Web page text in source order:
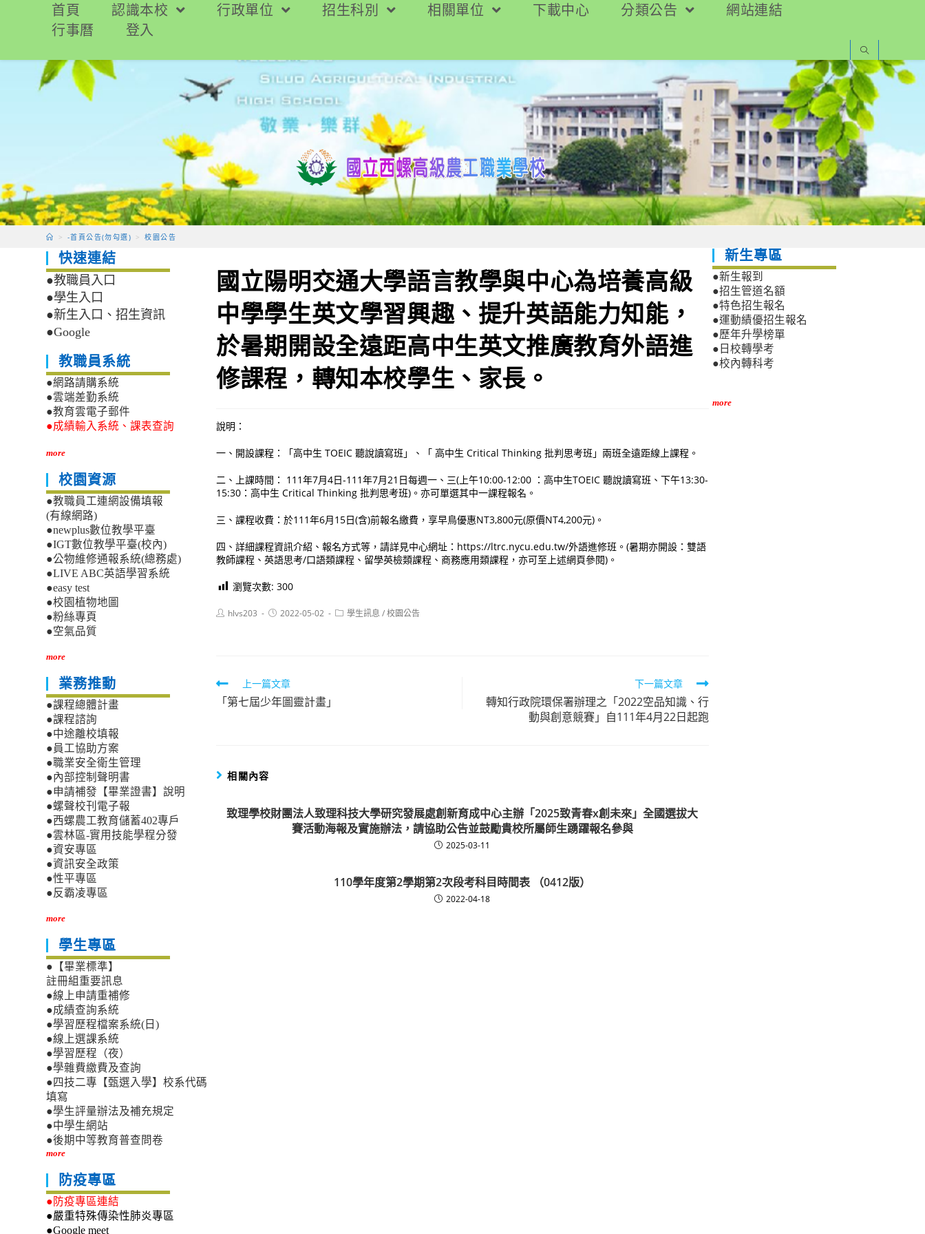
要
首頁 認識本校 行政單位 招生科別 相關單位 下載中心 分類公告
網站連結
行事曆
登入
> -首頁公告(勿勾選) > 校園公告
國立陽明交通大學語言教學與中心為培養高級
中學學生英文學習興趣、提升英語能力知能，
於暑期開設全遠距高中生英文推廣教育外語進
修課程，轉知本校學生、家長。
說明：
一、開設課程：「高中生 TOEIC 聽說讀寫班」、「 高中生 Critical Thinking 批判思考班」兩班全遠距線上課程。
二、上課時間： 111年7月4日-111年7月21日每週一、三(上午10:00-12:00 ：高中生TOEIC 聽說讀寫班、下午13:30-
15:30：高中生 Critical Thinking 批判思考班)。亦可單選其中一課程報名。
三、課程收費：於111年6月15日(含)前報名繳費，享早鳥優惠NT3,800元(原價NT4,200元)。
四、詳細課程資訊介紹、報名方式等，請詳見中心網址：https://ltrc.nycu.edu.tw/外語進修班。(暑期亦開設：雙語
教師課程、英語思考/口語類課程、留學英檢類課程、商務應用類課程，亦可至上述網頁參閱)。
瀏覽次數: 300
Posthlvs203
Post2022-05-02
Post學生訊息 /校園公告
Read
more
上一篇文章
「第七屆少年圖靈計畫」
下一篇文章
轉知行政院環保署辦理之「2022空品知識、行
動與創意競賽」自111年4月22日起跑
相關內容
致理學校財團法人致理科技大學研究發展處創新育成中心主辦「2025致青春x創未來」全國選拔大
賽活動海報及實施辦法，請協助公告並鼓勵貴校所屬師生踴躍報名參與
2025-03-11
110學年度第2學期第2次段考科目時間表 （0412版）
2022-04-18
快速連結
●教職員入口
●學生入口
●新生入口、招生資訊
●Google
教職員系統
●網路請購系統
●雲端差勤系統
●教育雲電子郵件
●成績輸入系統、課表查詢
more
校園資源
●教職員工連網設備填報
(有線網路)
●newplus數位教學平臺
●IGT數位教學平臺(校內)
●公物維修通報系統(總務處)
●LIVE ABC英語學習系統
●easy test
●校園植物地圖
●粉絲專頁
●空氣品質
more
業務推動
●課程總體計畫
●課程諮詢
●中途離校填報
●員工協助方案
●職業安全衛生管理
●內部控制聲明書
●申請補發【畢業證書】說明
●螺聲校刊電子報
●西螺農工教育儲蓄402專戶
●雲林區-實用技能學程分發
●資安專區
●資訊安全政策
●性平專區
●反霸凌專區
more
學生專區
●【畢業標準】
註冊組重要訊息
●線上申請重補修
●成績查詢系統
●學習歷程檔案系統(日)
●線上選課系統
●學習歷程（夜）
●學雜費繳費及查詢
●四技二專【甄選入學】校系代碼
填寫
●學生評量辦法及補充規定
●中學生網站
●後期中等教育普查問卷
more
防疫專區
●防疫專區連結
●嚴重特殊傳染性肺炎專區
●Google meet
新生專區
●新生報到
●招生管道名額
●特色招生報名
●運動績優招生報名
●歷年升學榜單
●日校轉學考
●校內轉科考
more